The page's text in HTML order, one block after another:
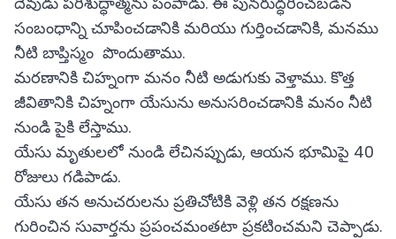
సంబంధాన్ని చూపించడానికి మరియు గుర్తించడానికి, మనము
నీటి బాప్తిస్మం పొందుతాము.
మరణానికి చిహ్నంగా మనం నీటి అడుగుకు వెళ్తాము. కొత్త
జీవితానికి చిహ్నంగా యేసును అనుసరించడానికి మనం నీటి
నుండి పైకి లేస్తాము.
యేసు మృతులలో నుండి లేచినప్పుడు, ఆయన భూమిపై 40
రోజులు గడిపాడు.
యేసు తన అనుచరులను ప్రతిచోటికి వెళ్లి తన రక్షణను
గురించిన సువార్తను ప్రపంచమంతటా ప్రకటించమని చెప్పాడు.